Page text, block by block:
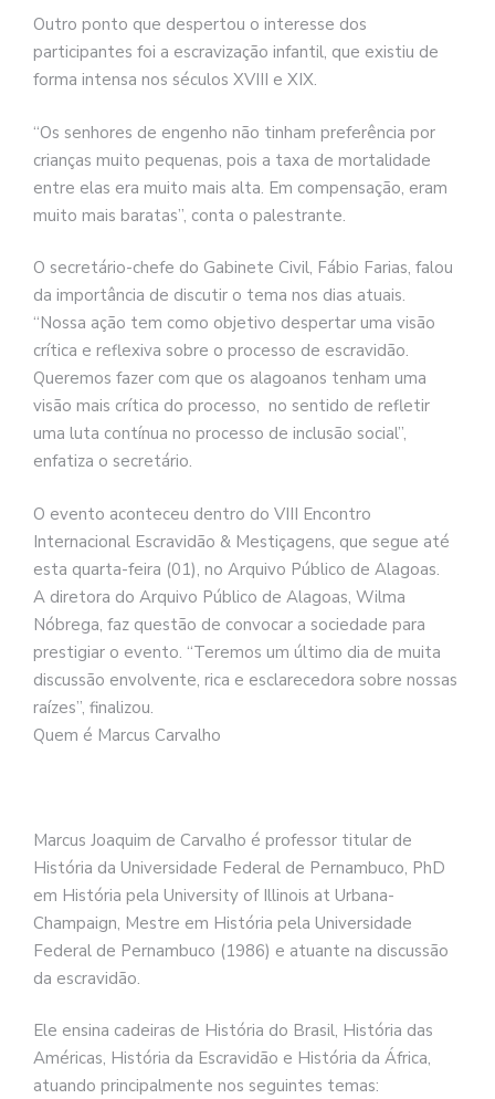
Outro ponto que despertou o interesse dos
participantes foi a escravização infantil, que existiu de
forma intensa nos séculos XVIII e XIX.
“Os senhores de engenho não tinham preferência por
crianças muito pequenas, pois a taxa de mortalidade
entre elas era muito mais alta. Em compensação, eram
muito mais baratas”, conta o palestrante.
O secretário-chefe do Gabinete Civil, Fábio Farias, falou
da importância de discutir o tema nos dias atuais.
“Nossa ação tem como objetivo despertar uma visão
crítica e reflexiva sobre o processo de escravidão.
Queremos fazer com que os alagoanos tenham uma
visão mais crítica do processo, no sentido de refletir
uma luta contínua no processo de inclusão social”,
enfatiza o secretário.
O evento aconteceu dentro do VIII Encontro
Internacional Escravidão & Mestiçagens, que segue até
esta quarta-feira (01), no Arquivo Público de Alagoas.
A diretora do Arquivo Público de Alagoas, Wilma
Nóbrega, faz questão de convocar a sociedade para
prestigiar o evento. “Teremos um último dia de muita
discussão envolvente, rica e esclarecedora sobre nossas
raízes”, finalizou.
Quem é Marcus Carvalho
Marcus Joaquim de Carvalho é professor titular de
História da Universidade Federal de Pernambuco, PhD
em História pela University of Illinois at Urbana-
Champaign, Mestre em História pela Universidade
Federal de Pernambuco (1986) e atuante na discussão
da escravidão.
Ele ensina cadeiras de História do Brasil, História das
Américas, História da Escravidão e História da África,
atuando principalmente nos seguintes temas: